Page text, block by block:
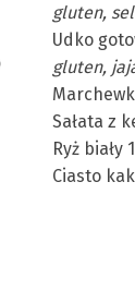
gluten,
Udko
gluten,
Sałata z
Ryż biały
Ciasto